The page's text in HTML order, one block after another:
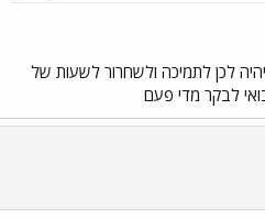
לכן לתמיכה ולשחרור לשעות של
לבקר מדי פעם